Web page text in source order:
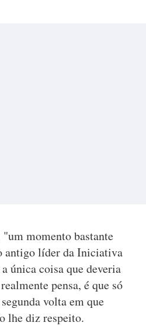
momento bastante
antigo líder da Iniciativa
única coisa que deveria
pensa, é que só
volta em que
lhe diz respeito.